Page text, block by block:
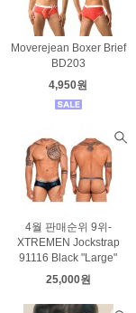
Moverejean Boxer Brief
BD203
4,950원
4월 판매순위 9위-
XTREMEN Jockstrap
91116 Black "Large"
25,000원